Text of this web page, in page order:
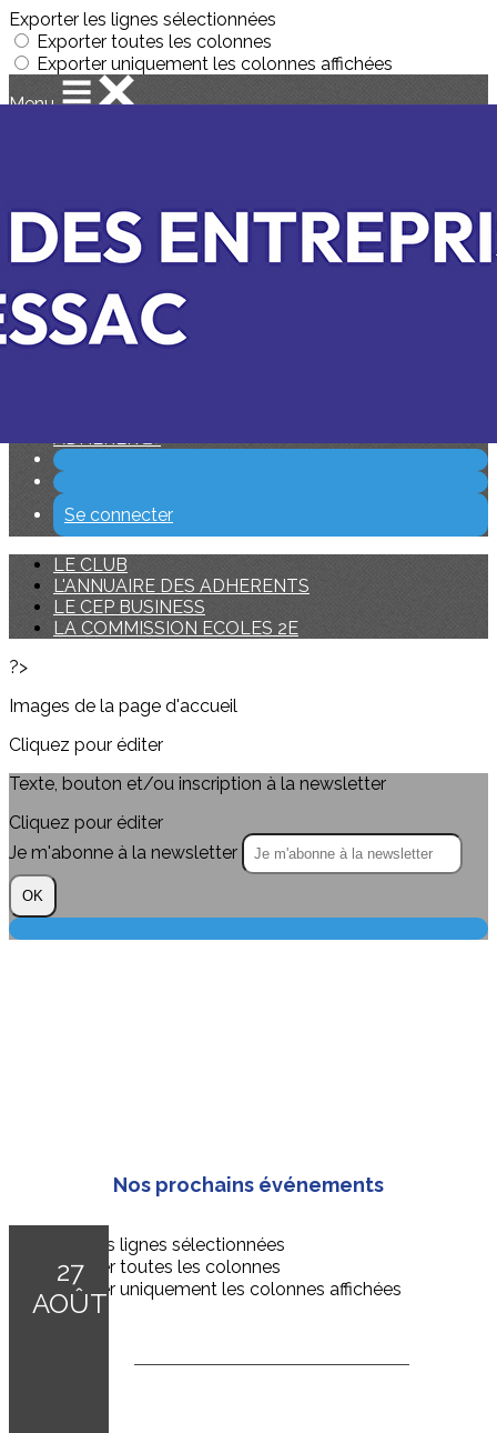
Exporter les lignes sélectionnées
Exporter toutes les colonnes
Exporter uniquement les colonnes affichées
Menu
Accueil▴
PRESENTATION
LE CLUB
L'ANNUAIRE DES ADHERENTS
ADHERER▴▾
Se connecter
LE CLUB
L'ANNUAIRE DES ADHERENTS
LE CEP BUSINESS
LA COMMISSION ECOLES 2E
?>
Images de la page d'accueil
Cliquez pour éditer
Texte, bouton et/ou inscription à la newsletter
Cliquez pour éditer
Je m'abonne à la newsletter
OK
Nos prochains événements